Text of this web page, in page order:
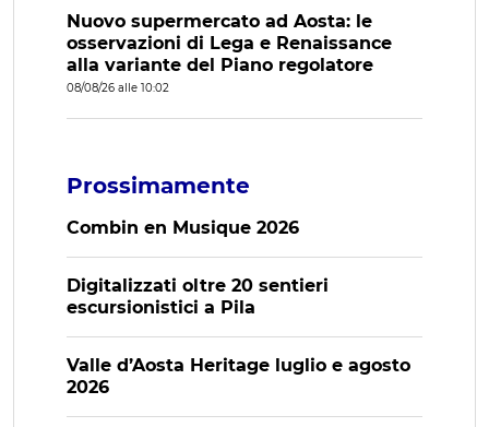
Nuovo supermercato ad Aosta: le
osservazioni di Lega e Renaissance
alla variante del Piano regolatore
08/08/26 alle 10:02
Prossimamente
Combin en Musique 2026
Digitalizzati oltre 20 sentieri
escursionistici a Pila
Valle d’Aosta Heritage luglio e agosto
2026